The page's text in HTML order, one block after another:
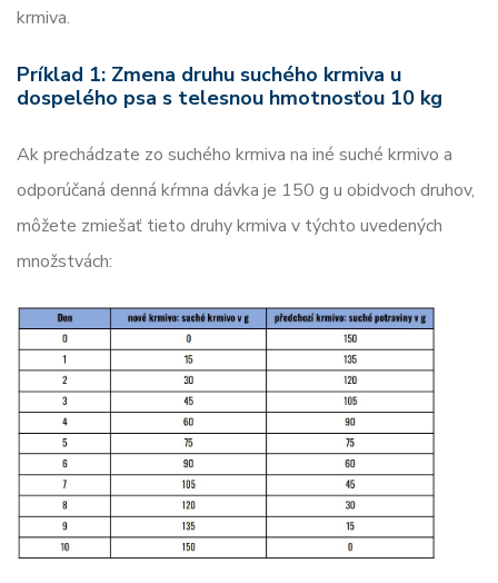
krmiva.
Príklad 1: Zmena druhu suchého krmiva u
dospelého psa s telesnou hmotnosťou 10 kg
Ak prechádzate zo suchého krmiva na iné suché krmivo a
odporúčaná denná kŕmna dávka je 150 g u obidvoch druhov,
môžete zmiešať tieto druhy krmiva v týchto uvedených
množstvách: